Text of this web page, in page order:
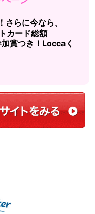
らに今なら、
カード総額
賞つき！Loccaく